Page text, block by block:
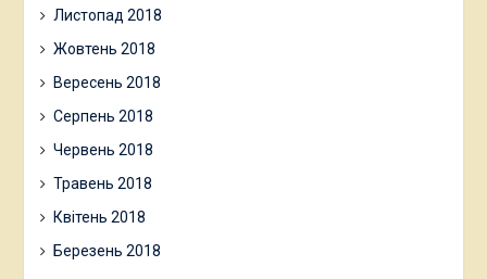
Листопад 2018
Жовтень 2018
Вересень 2018
Серпень 2018
Червень 2018
Травень 2018
Квітень 2018
Березень 2018